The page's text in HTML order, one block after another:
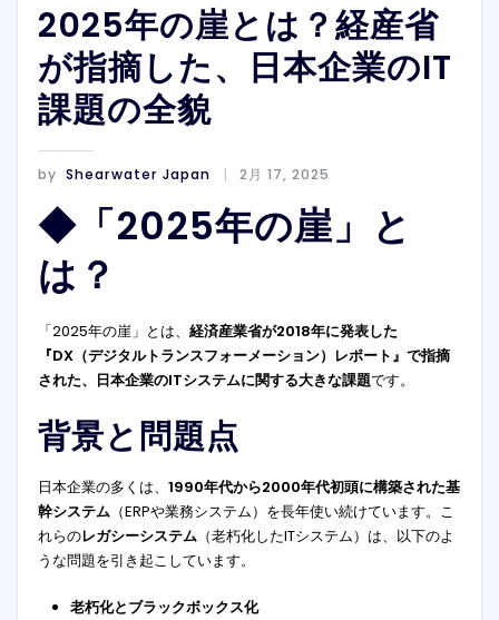
2025年の崖とは？経産省
が指摘した、日本企業のIT
課題の全貌
by Shearwater Japan 2月 17, 2025
◆「2025年の崖」と
は？
「2025年の崖」とは、 経済産業省が2018年に発表した
『DX（デジタルトランスフォーメーション）レポート』で指摘
された、日本企業のITシステムに関する大きな課題です。
背景と問題点
日本企業の多くは、 1990年代から2000年代初頭に構築された基
幹システム（ERPや業務システム）を長年使い続けています。こ
れらのレガシーシステム（老朽化したITシステム）は、以下のよ
うな問題を引き起こしています。
老朽化とブラックボックス化